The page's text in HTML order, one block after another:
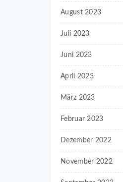
August 2023
Juli 2023
Juni 2023
April 2023
März 2023
Februar 2023
Dezember 2022
November 2022